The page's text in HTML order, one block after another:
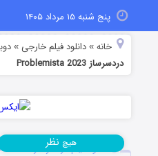
پنج شنبه ۱۵ مرداد ۱۴۰۵
خانه »دانلود فیلم خارجی »
دردسرساز Problemista 2023
دانلود فیلم دردسرساز Problemista 2023
هیچ نظر